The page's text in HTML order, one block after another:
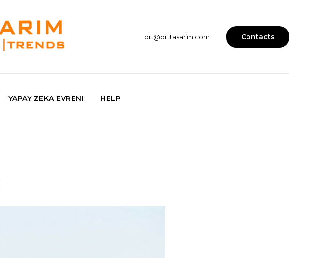
drt@drttasarim.com Contacts
YAPAY ZEKA EVRENI HELP